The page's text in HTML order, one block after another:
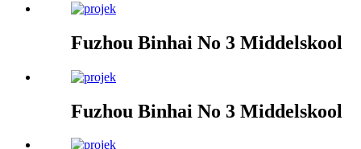
Fuzhou Binhai No 3 Middelskool
Fuzhou Binhai No 3 Middelskool